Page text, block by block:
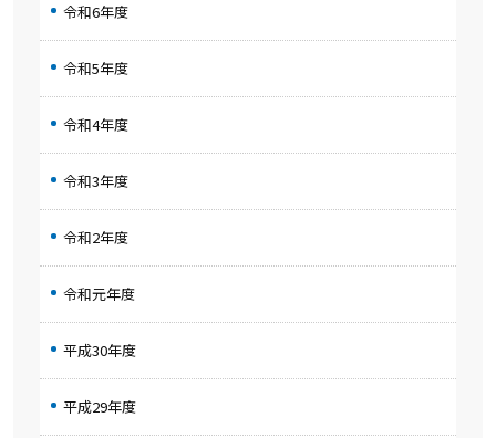
令和6年度
令和5年度
令和4年度
令和3年度
令和2年度
令和元年度
平成30年度
平成29年度